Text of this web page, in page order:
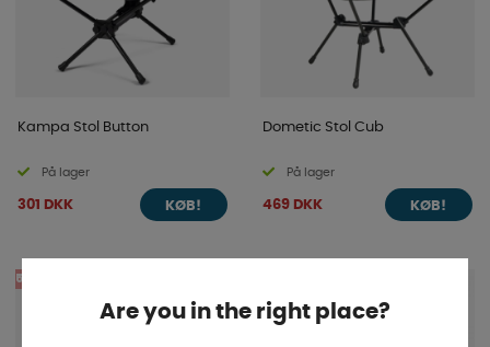
Kampa Stol Button
På lager
301 DKK KØB!
Dometic Stol Cub
På lager
469 DKK KØB!
5%
Are you in the right place?